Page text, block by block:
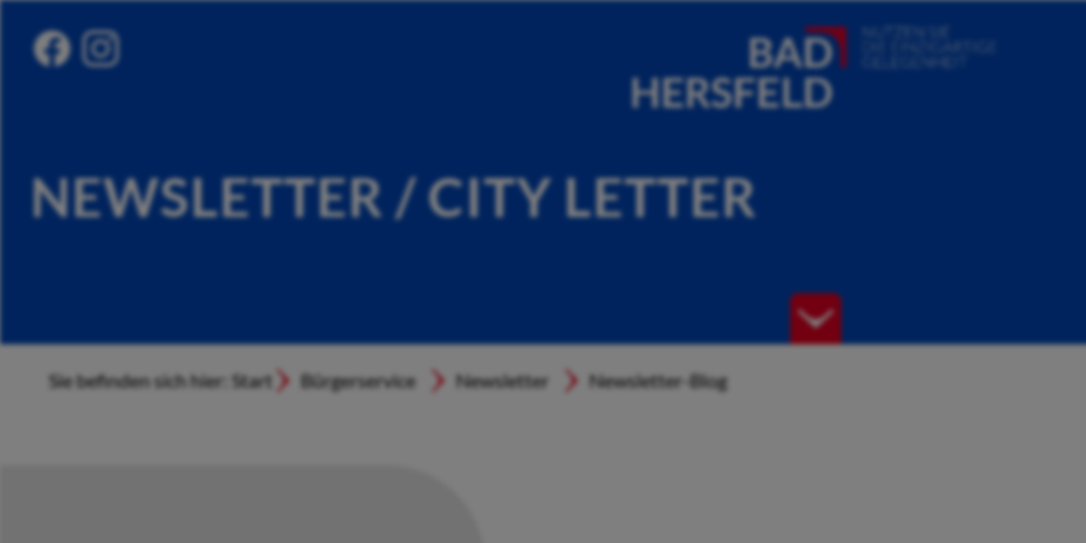
NEWSLETTER / CITY LETTER
Sie befinden sich hier: Start Bürgerservice Newsletter Newsletter-Blog